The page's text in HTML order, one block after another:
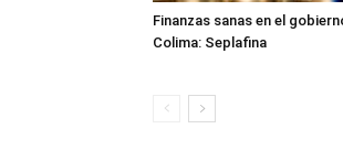
Finanzas sanas en el
Colima: Seplafina